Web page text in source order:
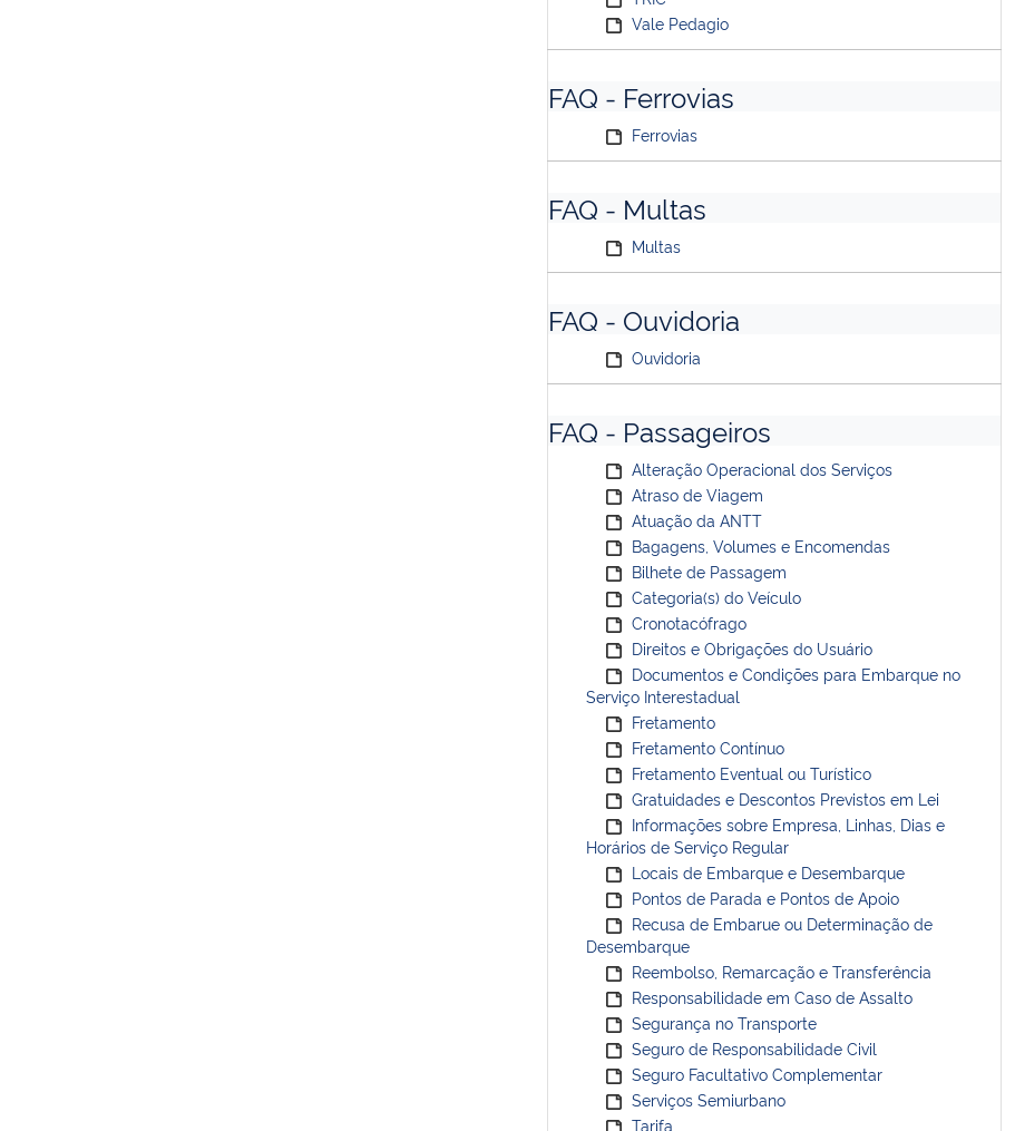
Vale Pedagio
FAQ - Ferrovias
Ferrovias
FAQ - Multas
Multas
FAQ - Ouvidoria
Ouvidoria
FAQ - Passageiros
Alteração Operacional dos Serviços
Atraso de Viagem
Atuação da ANTT
Bagagens, Volumes e Encomendas
Bilhete de Passagem
Categoria(s) do Veículo
Cronotacófrago
Direitos e Obrigações do Usuário
Documentos e Condições para Embarque no
Serviço Interestadual
Fretamento
Fretamento Contínuo
Fretamento Eventual ou Turístico
Gratuidades e Descontos Previstos em Lei
Informações sobre Empresa, Linhas, Dias e
Horários de Serviço Regular
Locais de Embarque e Desembarque
Pontos de Parada e Pontos de Apoio
Recusa de Embarue ou Determinação de
Desembarque
Reembolso, Remarcação e Transferência
Responsabilidade em Caso de Assalto
Segurança no Transporte
Seguro de Responsabilidade Civil
Seguro Facultativo Complementar
Serviços Semiurbano
Tarifa